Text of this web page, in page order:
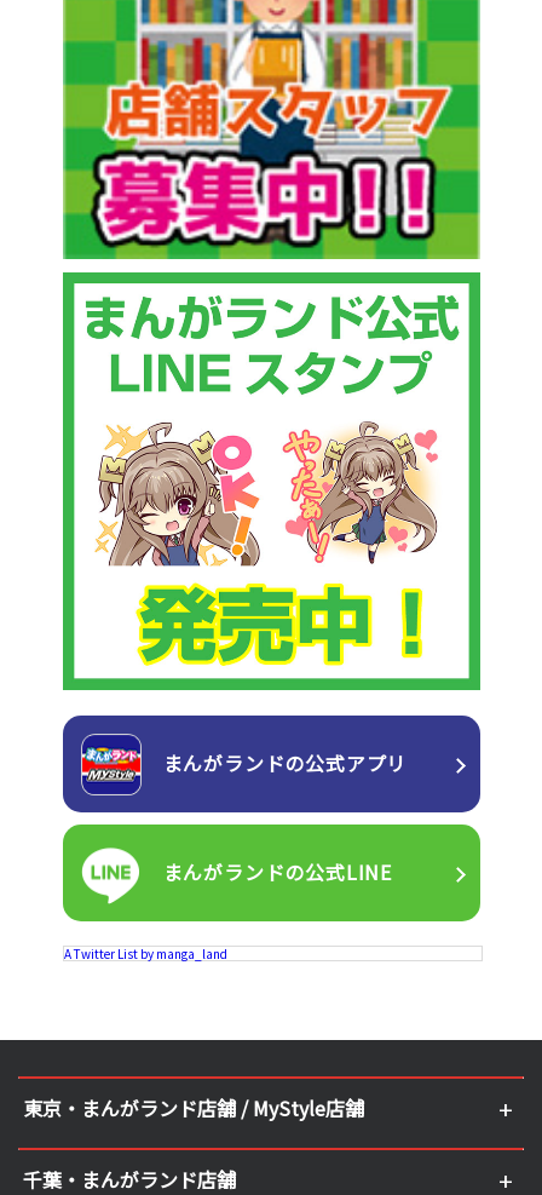
まんがランドの公式アプリ
まんがランドの公式LINE
A Twitter List by manga_land
東京・まんがランド店舗 / MyStyle店舗
千葉・まんがランド店舗